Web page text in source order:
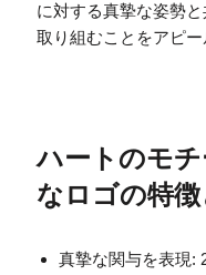
に対する真摯な姿勢
取り組むことをアピー
ハートのモ
なロゴの特
真摯な関与を表現: